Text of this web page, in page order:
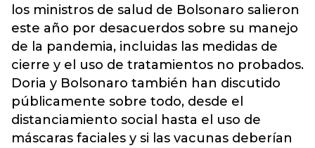
los ministros de salud de Bolsonaro salieron
este año por desacuerdos sobre su manejo
de la pandemia, incluidas las medidas de
cierre y el uso de tratamientos no probados.
Doria y Bolsonaro también han discutido
públicamente sobre todo, desde el
distanciamiento social hasta el uso de
máscaras faciales y si las vacunas deberían